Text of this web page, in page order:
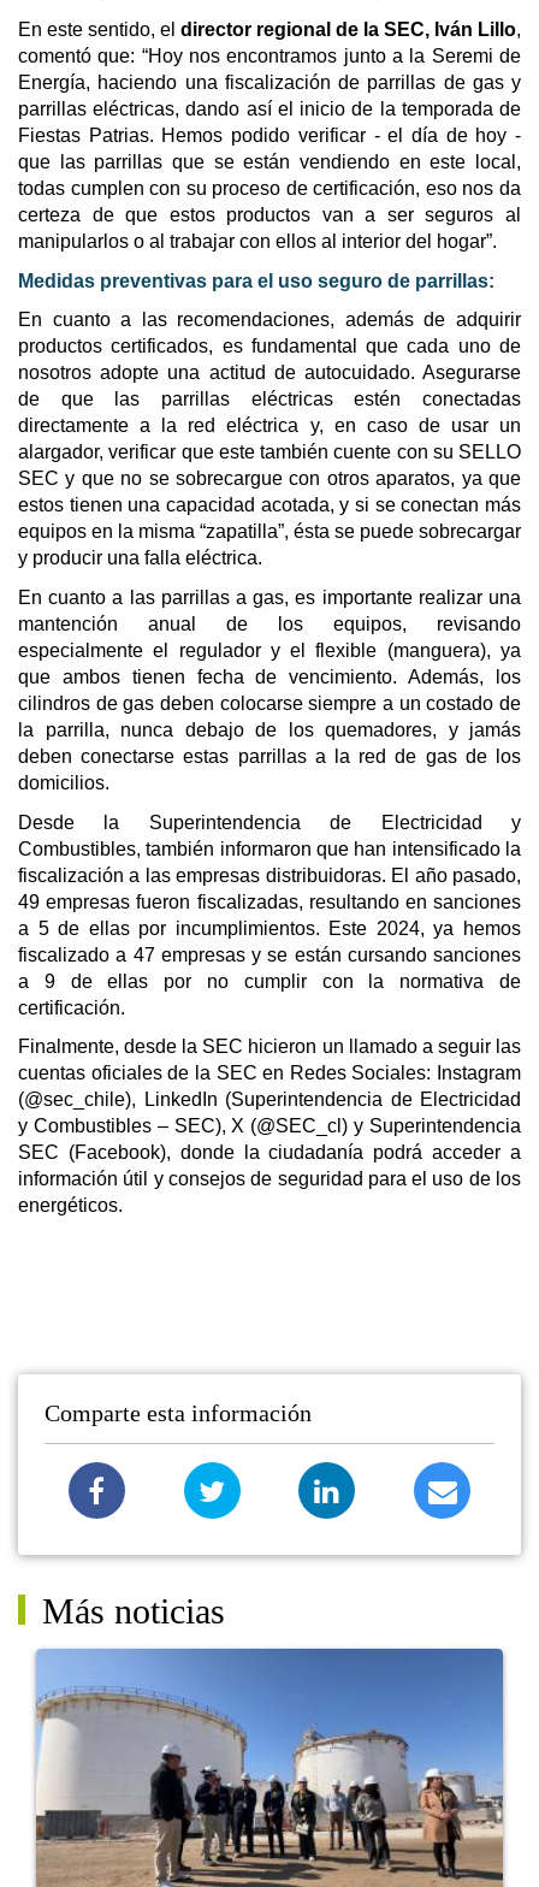
En este sentido, el director regional de la SEC, Iván Lillo,
comentó que: “Hoy nos encontramos junto a la Seremi de
Energía, haciendo una fiscalización de parrillas de gas y
parrillas eléctricas, dando así el inicio de la temporada de
Fiestas Patrias. Hemos podido verificar - el día de hoy -
que las parrillas que se están vendiendo en este local,
todas cumplen con su proceso de certificación, eso nos da
certeza de que estos productos van a ser seguros al
manipularlos o al trabajar con ellos al interior del hogar”.
Medidas preventivas para el uso seguro de parrillas:
En cuanto a las recomendaciones, además de adquirir
productos certificados, es fundamental que cada uno de
nosotros adopte una actitud de autocuidado. Asegurarse
de que las parrillas eléctricas estén conectadas
directamente a la red eléctrica y, en caso de usar un
alargador, verificar que este también cuente con su SELLO
SEC y que no se sobrecargue con otros aparatos, ya que
estos tienen una capacidad acotada, y si se conectan más
equipos en la misma “zapatilla”, ésta se puede sobrecargar
y producir una falla eléctrica.
En cuanto a las parrillas a gas, es importante realizar una
mantención anual de los equipos, revisando
especialmente el regulador y el flexible (manguera), ya
que ambos tienen fecha de vencimiento. Además, los
cilindros de gas deben colocarse siempre a un costado de
la parrilla, nunca debajo de los quemadores, y jamás
deben conectarse estas parrillas a la red de gas de los
domicilios.
Desde la Superintendencia de Electricidad y
Combustibles, también informaron que han intensificado la
fiscalización a las empresas distribuidoras. El año pasado,
49 empresas fueron fiscalizadas, resultando en sanciones
a 5 de ellas por incumplimientos. Este 2024, ya hemos
fiscalizado a 47 empresas y se están cursando sanciones
a 9 de ellas por no cumplir con la normativa de
certificación.
Finalmente, desde la SEC hicieron un llamado a seguir las
cuentas oficiales de la SEC en Redes Sociales: Instagram
(@sec_chile), LinkedIn (Superintendencia de Electricidad
y Combustibles – SEC), X (@SEC_cl) y Superintendencia
SEC (Facebook), donde la ciudadanía podrá acceder a
información útil y consejos de seguridad para el uso de los
energéticos.
Comparte esta información
Más noticias